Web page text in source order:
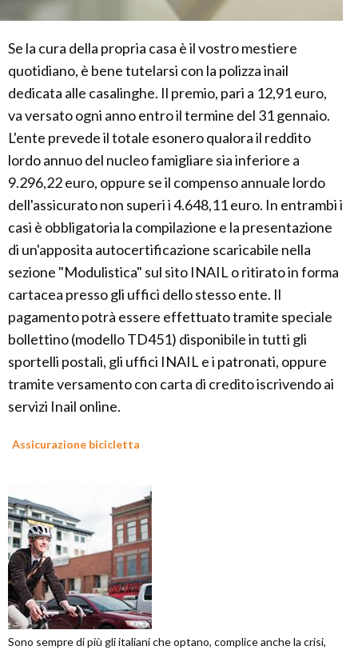
Se la cura della propria casa è il vostro mestiere
quotidiano, è bene tutelarsi con la polizza inail
dedicata alle casalinghe. Il premio, pari a 12,91 euro,
va versato ogni anno entro il termine del 31 gennaio.
L'ente prevede il totale esonero qualora il reddito
lordo annuo del nucleo famigliare sia inferiore a
9.296,22 euro, oppure se il compenso annuale lordo
dell'assicurato non superi i 4.648,11 euro. In entrambi i
casi è obbligatoria la compilazione e la presentazione
di un'apposita autocertificazione scaricabile nella
sezione "Modulistica" sul sito INAIL o ritirato in forma
cartacea presso gli uffici dello stesso ente. Il
pagamento potrà essere effettuato tramite speciale
bollettino (modello TD451) disponibile in tutti gli
sportelli postali, gli uffici INAIL e i patronati, oppure
tramite versamento con carta di credito iscrivendo ai
servizi Inail online.
Assicurazione bicicletta
Sono sempre di più gli italiani che optano, complice anche la crisi,